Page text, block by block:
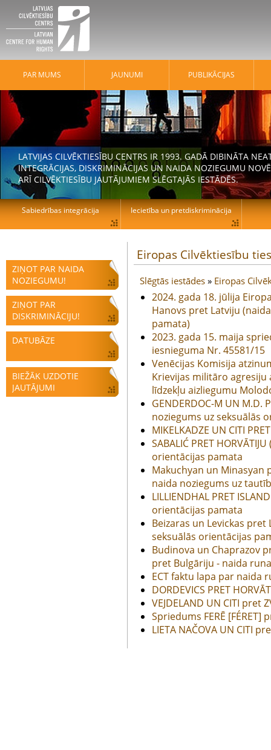
ZIŅOT PAR NAIDA
NOZIEGUMU!
ZIŅOT PAR
DISKRIMINĀCIJU!
DATUBĀZE
BIEŽĀK UZDOTIE
JAUTĀJUMI
Eiropas Cilvēktiesību
Slēgtās iestādes » Eiropas
2024. gada 18. jūlija
Hanovs pret Latviju
pamata)
2023. gada 15. maija
iesnieguma Nr. 45581/15
Venēcijas Komisija
Krievijas militāro agresiju
līdzekļu aizliegumu
GENDERDOC-M UN M.D.
noziegums uz seksuālās
MIKELKADZE UN CITI
SABALIĆ PRET
orientācijas pamata
Makuchyan un Minasyan
naida noziegums uz
LILLIENDHAL PRET
orientācijas pamata
Beizaras un Levickas
seksuālās orientācijas
Budinova un Chaprazov
pret Bulgāriju - naida
ECT faktu lapa par naida
DORDEVICS PRET
VEJDELAND UN CITI pret
Spriedums FERĒ [FÉRET]
LIETA NAČOVA UN CITI
PAR MUMS JAUNUMI PUBLIKĀCIJAS
LATVIJAS CILVĒKTIESĪBU CENTRS IR 1993. GADĀ DIBINĀTA
INTEGRĀCIJAS, DISKRIMINĀCIJAS UN NAIDA NOZIEGUMU
ARĪ CILVĒKTIESĪBU JAUTĀJUMIEM SLĒGTAJĀS IESTĀDĒS.
Sabiedrības integrācija Iecietība un pretdiskriminācija